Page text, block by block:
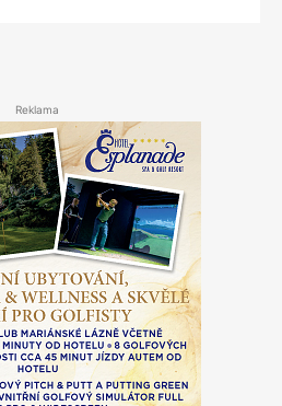
Reklama